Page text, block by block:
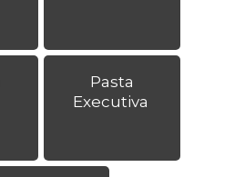
Pasta
Executiva